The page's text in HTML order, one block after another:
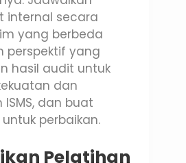
internal secara
yang berbeda
perspektif yang
hasil audit untuk
dan
dan buat
perbaikan.
Pelatihan